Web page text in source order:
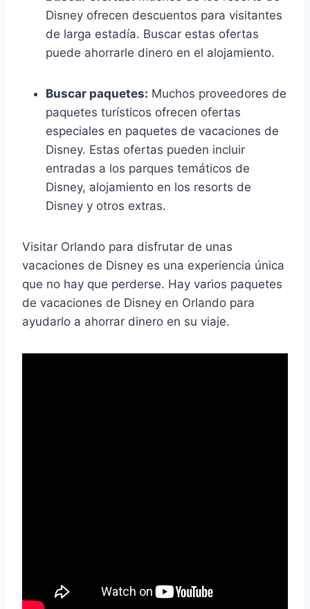
Disney ofrecen descuentos para visitantes
de larga estadía. Buscar estas ofertas
puede ahorrarle dinero en el alojamiento.
Buscar paquetes: Muchos proveedores de
paquetes turísticos ofrecen ofertas
especiales en paquetes de vacaciones de
Disney. Estas ofertas pueden incluir
entradas a los parques temáticos de
Disney, alojamiento en los resorts de
Disney y otros extras.
Visitar Orlando para disfrutar de unas
vacaciones de Disney es una experiencia única
que no hay que perderse. Hay varios paquetes
de vacaciones de Disney en Orlando para
ayudarlo a ahorrar dinero en su viaje.